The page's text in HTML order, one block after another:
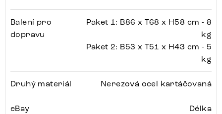
Balení pro
dopravu
Paket 1: B86 x T68 x H58 cm - 8
kg
Paket 2: B53 x T51 x H43 cm - 5
kg
Druhý materiál Nerezová ocel kartáčovaná
eBay Délka